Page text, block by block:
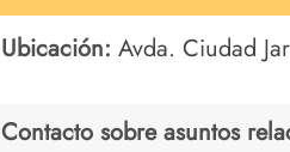
Ubicación: Avda. Ciudad
Contacto sobre asuntos